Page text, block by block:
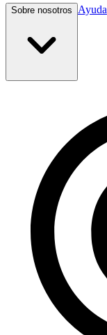
Sobre nosotros Ayuda